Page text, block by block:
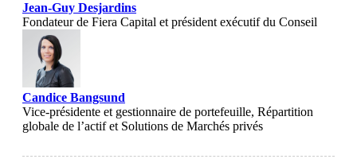
Jean-Guy Desjardins
Fondateur de Fiera Capital et président exécutif du Conseil
Candice Bangsund
Vice-présidente et gestionnaire de portefeuille, Répartition
globale de l’actif et Solutions de Marchés privés